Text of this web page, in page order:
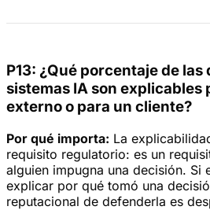
P13: ¿Qué porcentaje de
sistemas IA son explicables
externo o para un cliente?
Por qué importa: La
requisito regulatorio: es un
alguien impugna una decisión. Si
explicar por qué tomó una
reputacional de defenderla es